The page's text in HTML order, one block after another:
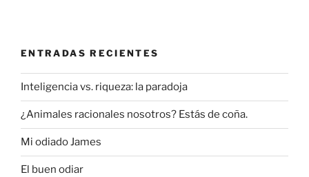
ENTRADAS RECIENTES
Inteligencia vs. riqueza: la paradoja
¿Animales racionales nosotros? Estás de coña.
Mi odiado James
El buen odiar